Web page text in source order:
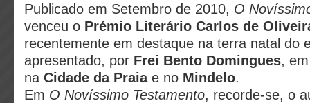
Publicado em Setembro de 2010, O
venceu o Prémio Literário Carlos de
recentemente em destaque na terra natal do
apresentado, por Frei Bento Domingues,
na Cidade da Praiae no Mindelo.
Em O Novíssimo Testamento, recorde-se, o